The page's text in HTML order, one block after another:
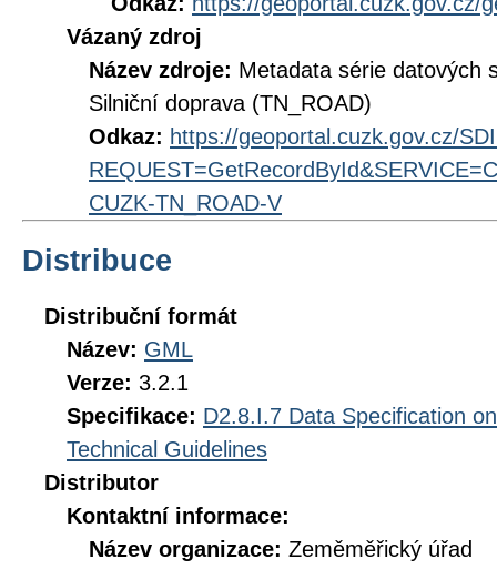
Vázaný zdroj
Název zdroje: Metadata série datových
Silniční doprava (TN_ROAD)
Odkaz: https://geoportal.cuzk.gov.cz/
CUZK-TN_ROAD-V
Distribuce
Distribuční formát
Název: GML
Verze: 3.2.1
Specifikace: D2.8.I.7 Data Specification
Technical Guidelines
Distributor
Kontaktní informace:
Název organizace: Zeměměřický úřad